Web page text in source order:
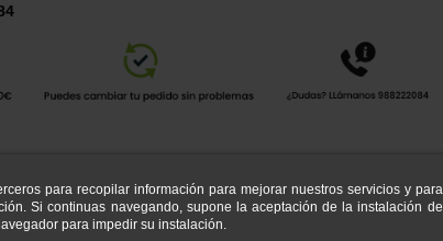
para recopilar información para mejorar nuestros servicios y para
Si continuas navegando, supone la aceptación de la instalación de
para impedir su instalación.